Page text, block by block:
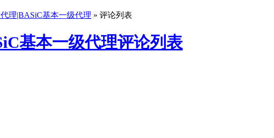
理|BASiC基本一级代理 » 评论列表
基本一级代理评论列表